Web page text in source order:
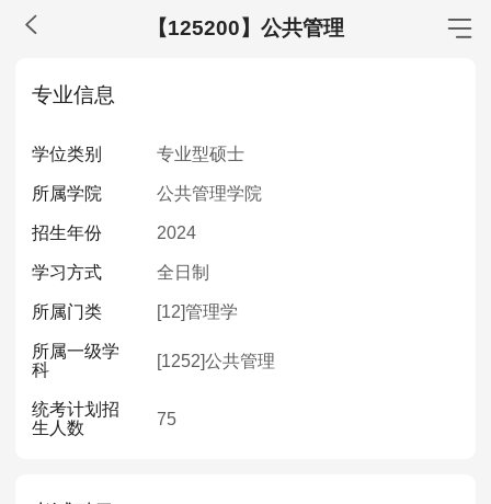
【125200】公共管理
MBA工商管理
考试真题
报考经验 招生简章
MEM工程管理
院校库 考试报名 招生政策
考试真题
报考经验 招生简章
MPA公共管理
院校库 考试报名
考试真题
专业信息
学位类别 专业型硕士
所属学院 公共管理学院
招生年份 2024
学习方式 全日制
所属门类 [12]管理学
所属一级学
科
[1252]公共管理
统考计划招
生人数
75